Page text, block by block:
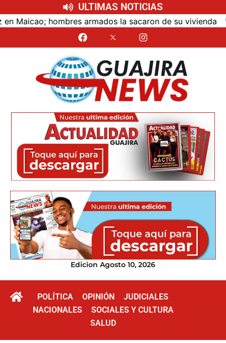
ULTIMAS NOTICIAS
hombres armados la sacaron de su vivienda
Edicion Agosto 10, 2026
POLÍTICA OPINIÓN
JUDICIALES
NACIONALES
SOCIALES Y CULTURA
SALUD